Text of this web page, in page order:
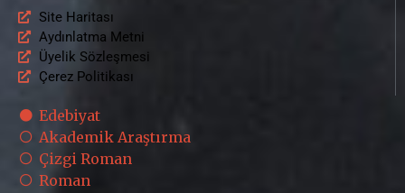
Site Haritası
Aydınlatma Metni
Üyelik Sözleşmesi
Çerez Politikası
Edebiyat
Akademik Araştırma
Çizgi Roman
Roman